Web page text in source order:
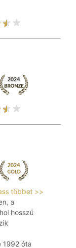
többet >>
a
hosszú
1992 óta